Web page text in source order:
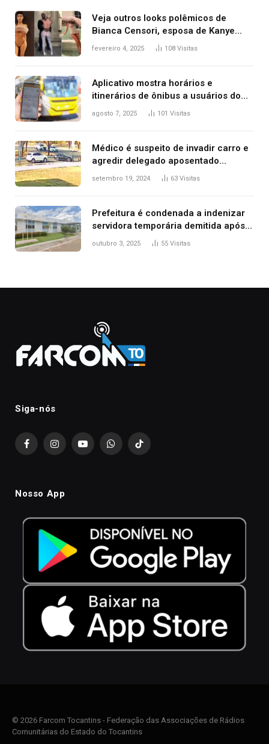
Veja outros looks polêmicos de
Bianca Censori, esposa de Kanye
West que apareceu nua no Grammy
fevereiro 4, 2025 108 Visitas
Aplicativo mostra horários e
itinerários de ônibus a usuários do
transporte público de Palmas; confira
agosto 7, 2025 101 Visitas
Médico é suspeito de invadir carro e
agredir delegado aposentado
durante confusão no trânsito
setembro 19, 2024 63 Visitas
Prefeitura é condenada a indenizar
servidora temporária demitida após
nascimento da filha
outubro 3, 2025 55 Visitas
Siga-nós
FacebookInstagramYouTubeWhatsAppTikTok
Nosso App
© 2026 Farcom Tocantins - Federação das Associações de Rádios
Comunitárias do Estado do Tocantins